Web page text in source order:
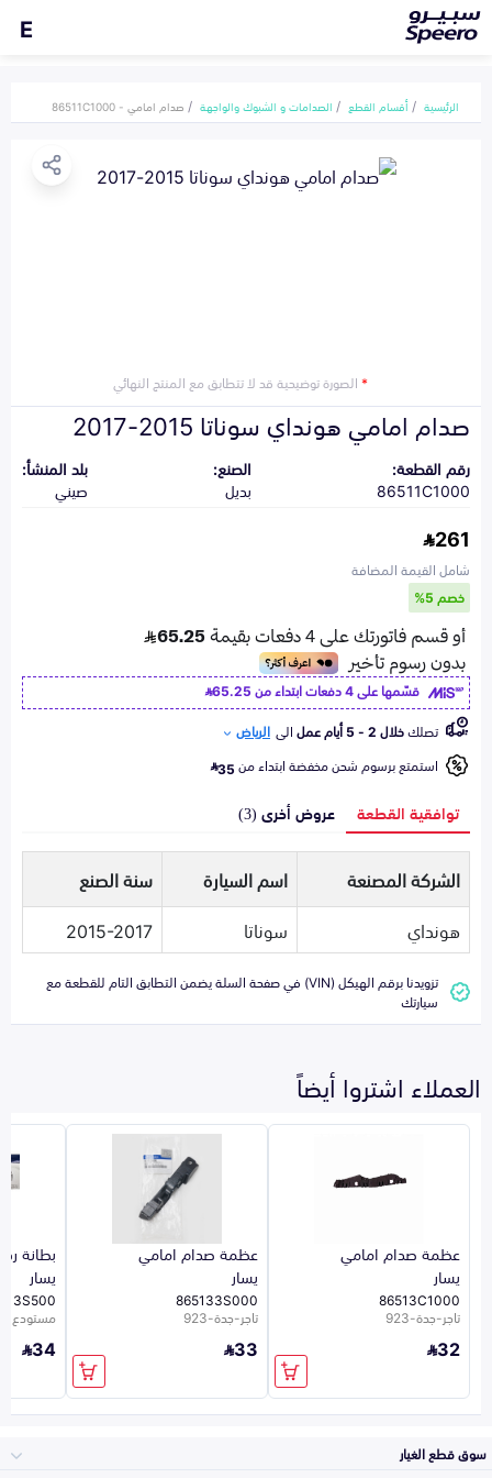
E
الرئيسية أقسام القطع الصدامات و الشبوك والواجهة صدام امامي - 86511C1000
*الصورة توضيحية قد لا تتطابق مع المنتج النهائي
صدام امامي هونداي سوناتا 2015-2017
رقم القطعة:
86511C1000
الصنع:
بديل
بلد المنشأ:
صيني
261
شامل القيمة المضافة
خصم 5%
قسّمها على 4 دفعات ابتداء من
65.25
تصلكخلال 2 - 5 أيام عمل الى الرياض
استمتع برسوم شحن مخفضة ابتداء من35
توافقية القطعة عروض أخرى (3)
الشركة المصنعة اسم السيارة
سنة الصنع
هونداي
سوناتا 2015-2017
تزويدنا برقم الهيكل (VIN) في صفحة السلة يضمن التطابق التام للقطعة مع
سيارتك
العملاء اشتروا أيضاً
عظمة صدام امامي
يسار
86513C1000
تاجر-جدة-923
32
عظمة صدام امامي
يسار
865133S000
تاجر-جدة-923
33
بطانة
يسار
مستودع
34
سوق قطع الغيار